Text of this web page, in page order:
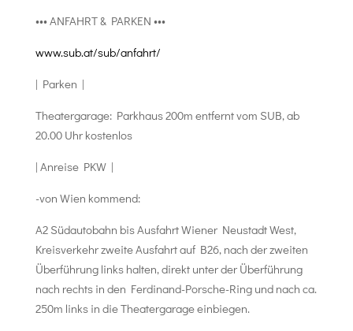
••• ANFAHRT & PARKEN •••
www.sub.at/sub/anfahrt/
| Parken |
Theatergarage: Parkhaus 200m entfernt vom SUB, ab
20.00 Uhr kostenlos
| Anreise PKW |
-von Wien kommend:
A2 Südautobahn bis Ausfahrt Wiener Neustadt West,
Kreisverkehr zweite Ausfahrt auf B26, nach der zweiten
Überführung links halten, direkt unter der Überführung
nach rechts in den Ferdinand-Porsche-Ring und nach ca.
250m links in die Theatergarage einbiegen.